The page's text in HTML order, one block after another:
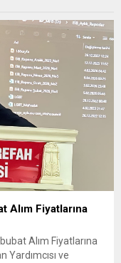
Alım Fiyatlarına
Alım Fiyatlarına
ve